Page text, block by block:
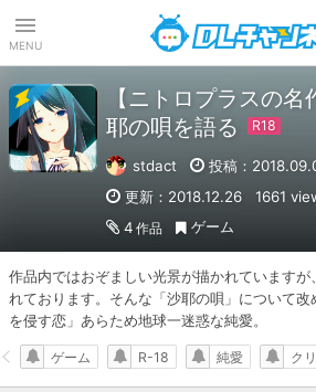
MENU
【ニトロプラスの
耶の唄を語る
stdact
投稿：
更新：2018.12.26
1661
4 作品 ゲーム
作品内ではおぞましい光景が描かれています
れております。そんな「沙耶の唄」について
を侵す恋」あらため地球一迷惑な純愛。
ゲーム R-18 純愛 ク